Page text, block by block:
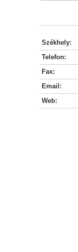
Székhely:
Telefon:
Fax:
Email:
Web: